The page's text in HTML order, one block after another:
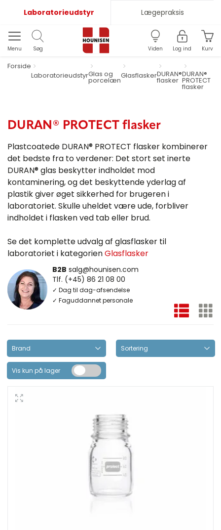
Laboratorieudstyr Lægepraksis
Menu Søg Viden Log ind Kurv
Forside
LaboratorieudstyrGlas og
porcelæn
GlasflaskerDURAN®
flasker
DURAN®
PROTECT
flasker
DURAN® PROTECT flasker
Plastcoatede DURAN® PROTECT flasker kombinerer
det bedste fra to verdener: Det stort set inerte
DURAN® glas beskytter indholdet mod
kontaminering, og det beskyttende yderlag af
plastik giver øget sikkerhed for brugeren i
laboratoriet. Skulle uheldet være ude, forbliver
indholdet i flasken ved tab eller brud.
Se det komplette udvalg af glasflasker til
laboratoriet i kategorienGlasflasker
B2B salg@hounisen.com
Tlf. (+45) 86 21 08 00
✓ Dag til dag-afsendelse
✓ Faguddannet personale
Vis kun på lager